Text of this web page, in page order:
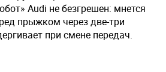
Audi не безгрешен: мнется
прыжком через две-три
при смене передач.